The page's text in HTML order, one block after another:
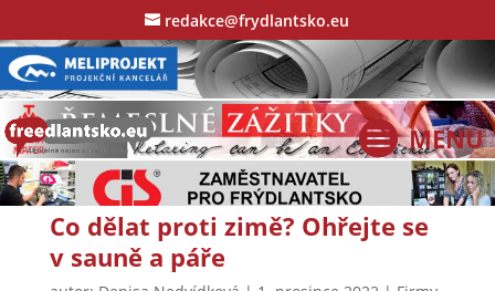
redakce@frydlantsko.eu
Co dělat proti zimě? Ohřejte se
v sauně a páře